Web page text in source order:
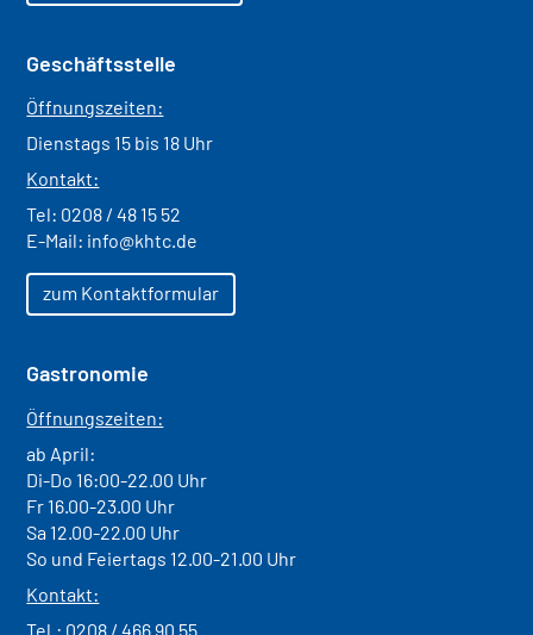
Geschäftsstelle
Öffnungszeiten:
Dienstags 15 bis 18 Uhr
Kontakt:
Tel: 0208 / 48 15 52
E-Mail: info@khtc.de
zum Kontaktformular
Gastronomie
Öffnungszeiten:
ab April:
Di-Do 16:00-22.00 Uhr
Fr 16.00-23.00 Uhr
Sa 12.00-22.00 Uhr
So und Feiertags 12.00-21.00 Uhr
Kontakt:
Tel.: 0208 / 466 90 55